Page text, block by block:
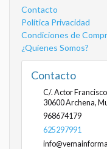
Contacto
Política Privacidad
Condiciones de
¿Quienes Somos?
Contacto
C/. Actor
30600Archena,
968674179
625297991